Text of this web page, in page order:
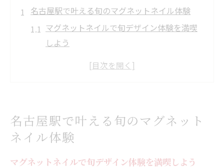
名古屋駅で叶える旬のマグネットネイル体験
マグネットネイルで旬デザイン体験を満喫
しよう
マグネットネイルの予約時に注目したいポ
マグネットネイルの名古屋駅周辺人気の理
由とは
マグネットネイルサロン選びで後悔しない
名古屋駅で叶える旬のマグネット
ネイル体験
マグネットネイルで旬デザイン体験を満喫しよう